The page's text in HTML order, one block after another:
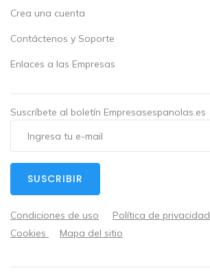
Crea una cuenta
Contáctenos y Soporte
Enlaces a las Empresas
Suscríbete al boletín Empresasespanolas.es
Condiciones de uso Política de privacidad
Cookies
Mapa del sitio
SUSCRIBIR